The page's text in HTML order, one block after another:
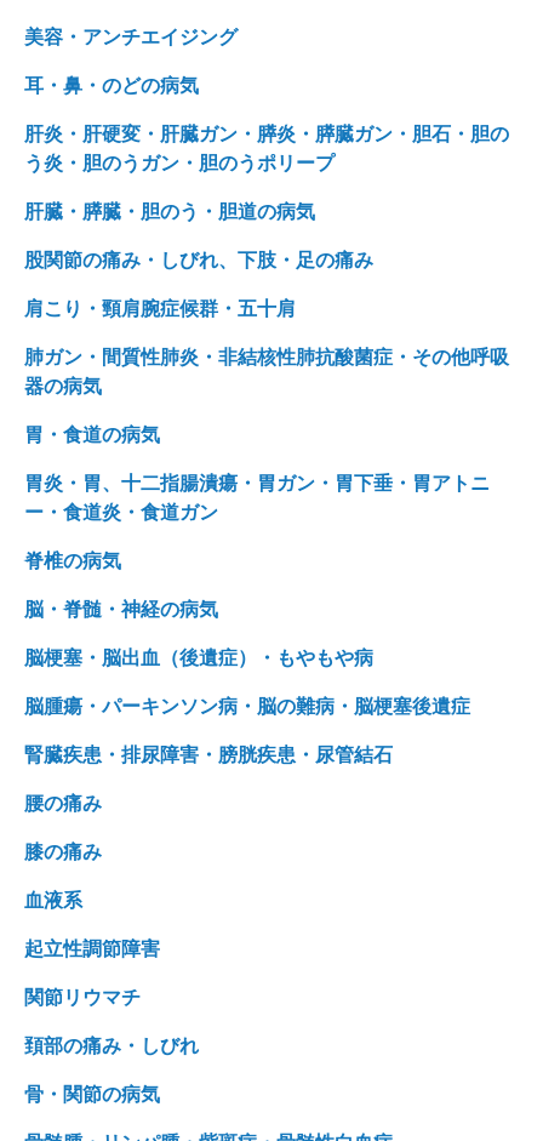
美容・アンチエイジング
耳・鼻・のどの病気
肝炎・肝硬変・肝臓ガン・膵炎・膵臓ガン・胆石・胆の
う炎・胆のうガン・胆のうポリープ
肝臓・膵臓・胆のう・胆道の病気
股関節の痛み・しびれ、下肢・足の痛み
肩こり・頸肩腕症候群・五十肩
肺ガン・間質性肺炎・非結核性肺抗酸菌症・その他呼吸
器の病気
胃・食道の病気
胃炎・胃、十二指腸潰瘍・胃ガン・胃下垂・胃アトニ
ー・食道炎・食道ガン
脊椎の病気
脳・脊髄・神経の病気
脳梗塞・脳出血（後遺症）・もやもや病
脳腫瘍・パーキンソン病・脳の難病・脳梗塞後遺症
腎臓疾患・排尿障害・膀胱疾患・尿管結石
腰の痛み
膝の痛み
血液系
起立性調節障害
関節リウマチ
頚部の痛み・しびれ
骨・関節の病気